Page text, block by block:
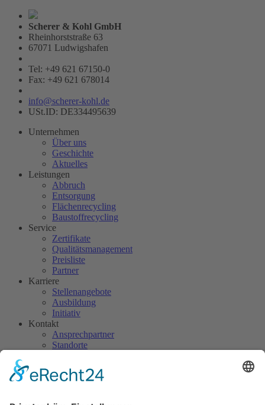
Scherer & Kohl GmbH
Rheinhorststraße 63
67071 Ludwigshafen
Tel: +49 621 67150-0
Fax: +49 621 678014
info@scherer-kohl.de
USt.ID: DE334495639
Unternehmen
Über uns
Geschichte
Aktuelles
Leistungen
Abbruch
Entsorgung
Flächenrecycling
Baustoffrecycling
Service
Zertifikate
Qualitätsmanagement
Preisliste
Partner
Karriere
Stellenangebote
Ausbildung
Initiativ
Kontakt
Ansprechpartner
Standorte
Kontakt